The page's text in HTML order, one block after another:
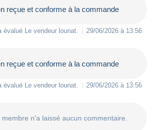
reçue et conforme à la commande
évalué Le vendeur lounat. 29/06/2026 à 13:56
reçue et conforme à la commande
évalué Le vendeur lounat. 29/06/2026 à 13:56
membre n'a laissé aucun commentaire.